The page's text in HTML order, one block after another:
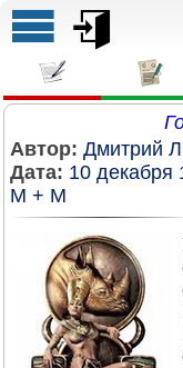
Автор: Дмитрий
Дата: 10 декабря
М + М